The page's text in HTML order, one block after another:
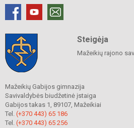
Steigėja
Mažeikių rajono
Mažeikių Gabijos gimnazija
Savivaldybės biudžetinė įstaiga
Gabijos takas 1, 89107, Mažeikiai
Tel. (+370 443) 65 186
Tel. (+370 443) 65 256